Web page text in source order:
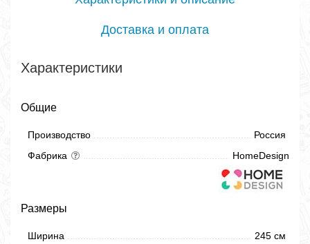
Доставка и оплата
Характеристики
Общие
Производство
Россия
Фабрика
HomeDesign
Размеры
Ширина
245 см